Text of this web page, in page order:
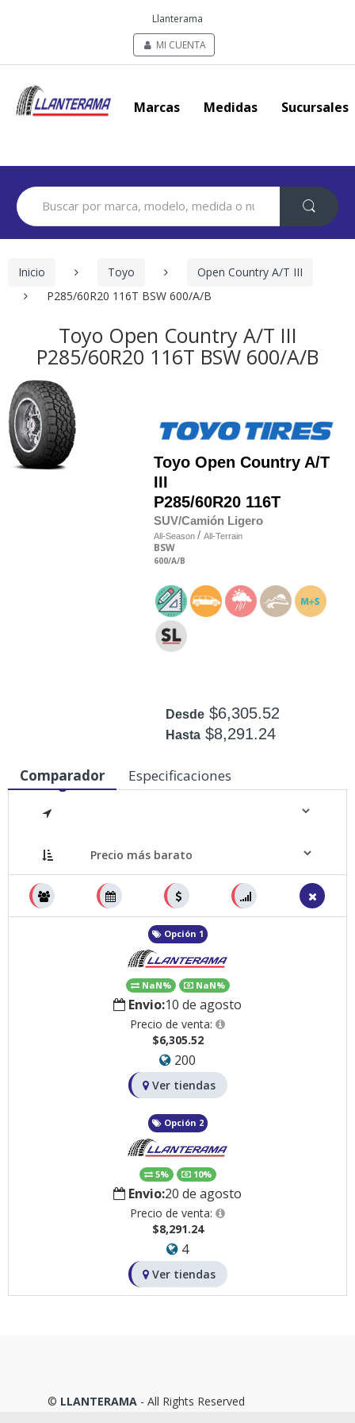
Llanterama
MI CUENTA
Marcas Medidas Sucursales
Search
for:
Inicio Toyo
Open Country A/T III
P285/60R20 116T BSW 600/A/B
Toyo Open Country A/T III
P285/60R20 116T BSW 600/A/B
Toyo Open Country A/T
III
P285/60R20 116T
SUV/Camión Ligero
All-Season / All-Terrain
BSW
600/A/B
Desde $6,305.52
Hasta $8,291.24
Comparador Especificaciones
Opción 1
NaN% NaN%
Envio:10 de agosto
Precio de venta:
$6,305.52
200
Ver tiendas
Opción 2
5% 10%
Envio:20 de agosto
Precio de venta:
$8,291.24
4
Ver tiendas
© LLANTERAMA - All Rights Reserved